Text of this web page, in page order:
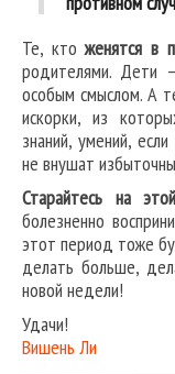
Те, ктоженятся в
родителями. Дети
особым смыслом. А
искорки, из
знаний, умений,
не внушат
Старайтесь на
болезненно
этот период тоже
делать больше,
новой недели!
Удачи!
Вишень Ли